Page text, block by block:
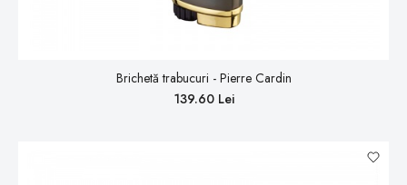
Brichetă trabucuri - Pierre Cardin
139.60 Lei